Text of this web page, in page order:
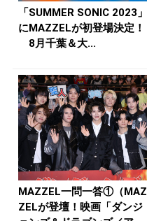
「SUMMER SONIC 2023」
にMAZZELが初登場決定！
8月千葉＆大...
MAZZEL一問一答①（MAZ
ZELが登壇！映画「ダンジ